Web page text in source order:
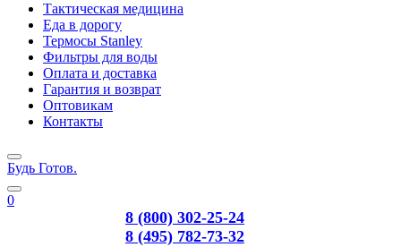
Тактическая медицина
Еда в дорогу
Термосы Stanley
Фильтры для воды
Оплата и доставка
Гарантия и возврат
Оптовикам
Контакты
Будь Готов.
0
8 (800) 302-25-24
8 (495) 782-73-32